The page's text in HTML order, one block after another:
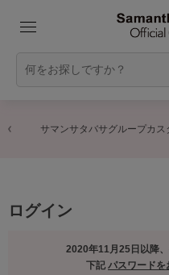
サマンサタバサグループカ
ログイン
2020年11月25日以降
下記パスワードを